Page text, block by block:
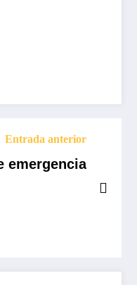
Entrada anterior
emergencia